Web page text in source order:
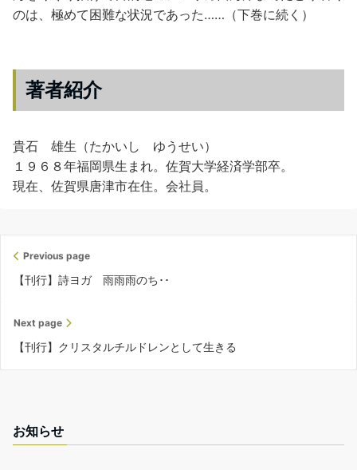
のは、極めて困難な状況であった……（下巻に続く）
著者紹介
貴石 雄生（たかいし ゆうせい）
１９６８年福岡県生まれ。佐賀大学経済学部卒。
現在、佐賀県唐津市在住。会社員。
Previous page
【刊行】詩ヨガ 雨雨雨のち･･
Next page
【刊行】クリスタルチルドレンとして生きる
お知らせ